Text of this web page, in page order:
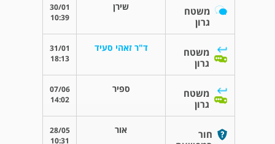
משטח
גרון
שירן
30/01
10:39
משטח
גרון
ד"ר זאהי סעיד
31/01
18:13
משטח
גרון
ספיר
07/06
14:02
חור
אור
28/05
10:31